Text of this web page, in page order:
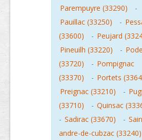
Parempuyre (33290)
-
Pauillac (33250)
-
(33600)
- Peujard
Pineuilh (33220)
-
(33720)
- Pompignac
(33370)
- Portets
Preignac (33210)
-
(33710)
- Quinsac
- Sadirac (33670) -
andre-de-cubzac (33240)